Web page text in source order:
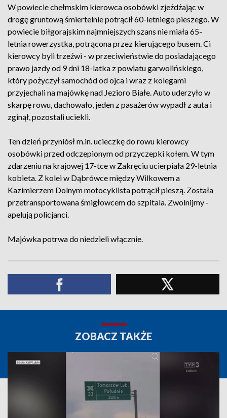
W powiecie chełmskim kierowca osobówki zjeżdżając w
drogę gruntową śmiertelnie potrącił 60-letniego pieszego. W
powiecie biłgorajskim najmniejszych szans nie miała 65-
letnia rowerzystka, potrącona przez kierującego busem. Ci
kierowcy byli trzeźwi - w przeciwieństwie do posiadającego
prawo jazdy od 9 dni 18-latka z powiatu garwolińskiego,
który pożyczył samochód od ojca i wraz z kolegami
przyjechali na majówkę nad Jezioro Białe. Auto uderzyło w
skarpę rowu, dachowało, jeden z pasażerów wypadł z auta i
zginął, pozostali uciekli.
Ten dzień przyniósł m.in. ucieczkę do rowu kierowcy
osobówki przed odczepionym od przyczepki kołem. W tym
zdarzeniu na krajowej 17-tce w Zakręciu ucierpiała 29-letnia
kobieta. Z kolei w Dąbrówce między Wilkowem a
Kazimierzem Dolnym motocyklista potrącił pieszą. Została
przetransportowana śmigłowcem do szpitala. Zwolnijmy -
apelują policjanci.
Majówka potrwa do niedzieli włącznie.
ZOBACZ TAKŻE